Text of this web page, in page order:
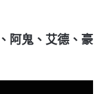
阿鬼、艾德、豪